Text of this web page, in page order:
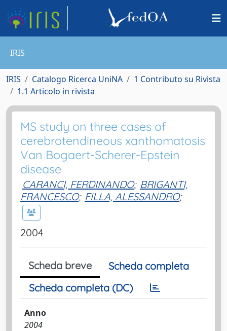
IRIS
IRIS Catalogo Ricerca UniNA
1 Contributo su Rivista
1.1 Articolo in rivista
MS study on three cases of
cerebrotendineous xanthomatosis
Van Bogaert-Scherer-Epstein
disease
CARANCI, FERDINANDO; BRIGANTI,
FRANCESCO; FILLA, ALESSANDRO;
2004
Scheda breve
Scheda completa
Scheda completa (DC)
Anno
2004